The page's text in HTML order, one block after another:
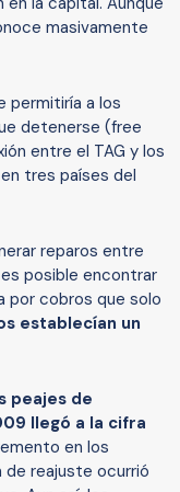
masivamente
permitiría a los
detenerse (free
entre el TAG y los
tres países del
reparos entre
posible encontrar
por cobros que solo
establecían un
peajes de
llegó a la cifra
en los
de reajuste ocurrió